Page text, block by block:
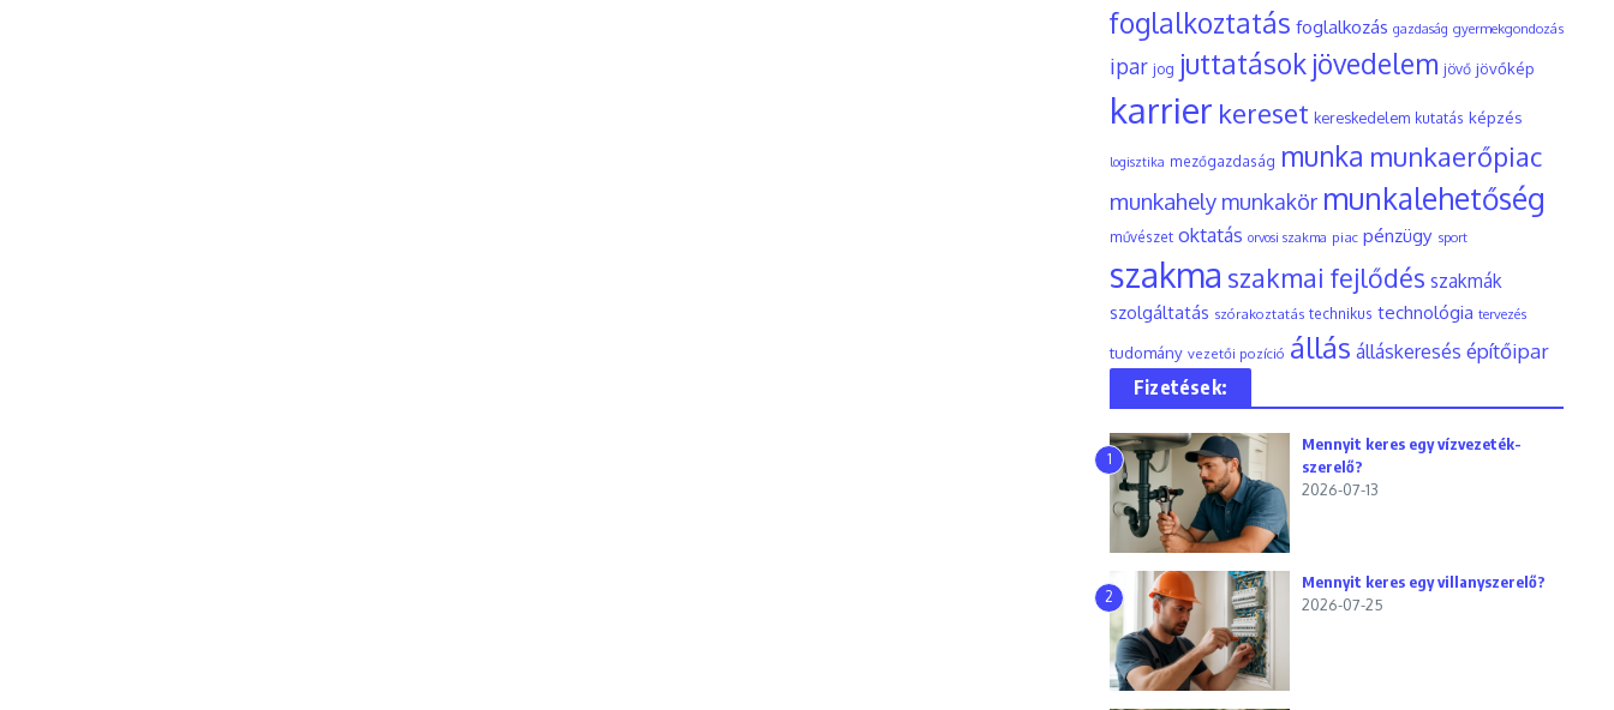
foglalkoztatás foglalkozás gazdaság gyermekgondozás
ipar jog juttatások jövedelem jövő jövőkép
karrier kereset kereskedelem kutatás képzés
logisztika mezőgazdaság munka munkaerőpiac
munkahely munkakör munkalehetőség
művészet oktatás orvosi szakma piac pénzügy sport
szakma szakmai fejlődés szakmák
szolgáltatás szórakoztatás technikus technológia tervezés
tudomány vezetői pozíció állás álláskeresés építőipar
Fizetések:
1
Mennyit keres egy vízvezeték-
szerelő?
2026-07-13
2
Mennyit keres egy villanyszerelő?
2026-07-25